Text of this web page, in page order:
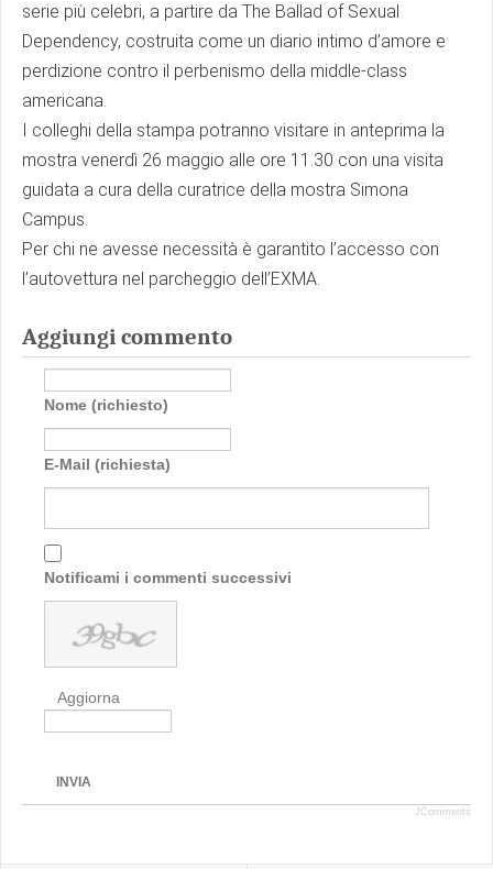
serie più celebri, a partire da The Ballad of Sexual
Dependency, costruita come un diario intimo d’amore e
perdizione contro il perbenismo della middle-class
americana.
I colleghi della stampa potranno visitare in anteprima la
mostra venerdì 26 maggio alle ore 11.30 con una visita
guidata a cura della curatrice della mostra Simona
Campus.
Per chi ne avesse necessità è garantito l’accesso con
l’autovettura nel parcheggio dell’EXMA.
Aggiungi commento
Nome (richiesto)
E-Mail (richiesta)
Notificami i commenti successivi
Aggiorna
INVIA
JComments